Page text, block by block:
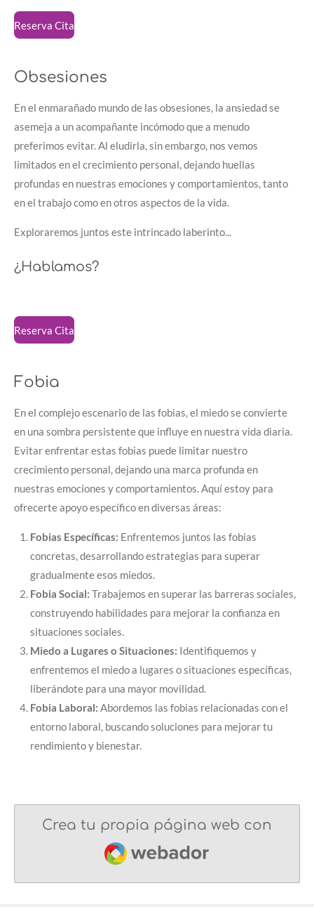
Reserva Cita
Obsesiones
En el enmarañado mundo de las obsesiones, la ansiedad se
asemeja a un acompañante incómodo que a menudo
preferimos evitar. Al eludirla, sin embargo, nos vemos
limitados en el crecimiento personal, dejando huellas
profundas en nuestras emociones y comportamientos, tanto
en el trabajo como en otros aspectos de la vida.
Exploraremos juntos este intrincado laberinto...
¿Hablamos?
Reserva Cita
Fobia
En el complejo escenario de las fobias, el miedo se convierte
en una sombra persistente que influye en nuestra vida diaria.
Evitar enfrentar estas fobias puede limitar nuestro
crecimiento personal, dejando una marca profunda en
nuestras emociones y comportamientos. Aquí estoy para
ofrecerte apoyo específico en diversas áreas:
Fobias Específicas: Enfrentemos juntos las fobias
concretas, desarrollando estrategias para superar
gradualmente esos miedos.
Fobia Social: Trabajemos en superar las barreras sociales,
construyendo habilidades para mejorar la confianza en
situaciones sociales.
Miedo a Lugares o Situaciones: Identifiquemos y
enfrentemos el miedo a lugares o situaciones específicas,
liberándote para una mayor movilidad.
Fobia Laboral: Abordemos las fobias relacionadas con el
entorno laboral, buscando soluciones para mejorar tu
rendimiento y bienestar.
Crea tu propia página web con
Webador